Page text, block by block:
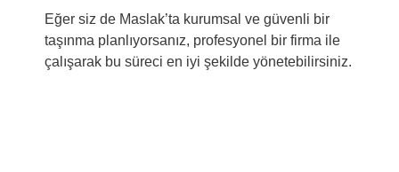
Eğer siz de Maslak’ta kurumsal ve güvenli bir
taşınma planlıyorsanız, profesyonel bir firma ile
çalışarak bu süreci en iyi şekilde yönetebilirsiniz.